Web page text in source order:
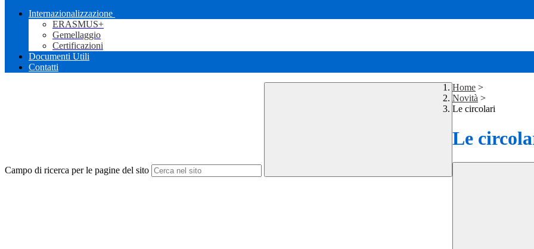
Internazionalizzazione
ERASMUS+
Gemellaggio
Certificazioni
Documenti Utili
Contatti
Campo di ricerca per le pagine del sito
Home >
Novità >
Le circolari
Le